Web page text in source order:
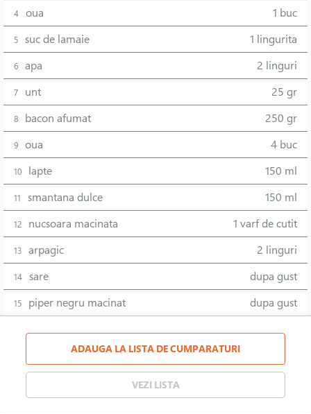
4 oua 1 buc
5 suc de lamaie 1 lingurita
6 apa 2 linguri
7 unt 25 gr
8 bacon afumat 250 gr
9 oua 4 buc
10 lapte 150 ml
11 smantana dulce 150 ml
12 nucsoara macinata 1 varf de cutit
13 arpagic 2 linguri
14 sare dupa gust
15 piper negru macinat dupa gust
ADAUGA LA LISTA DE CUMPARATURI
VEZI LISTA